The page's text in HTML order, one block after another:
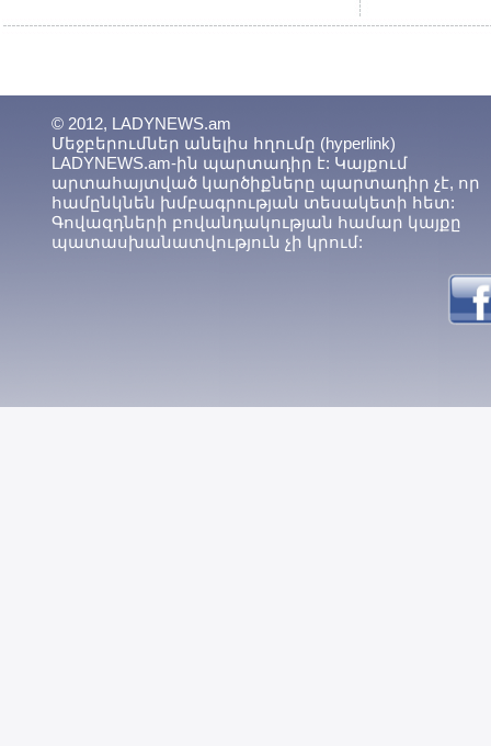
© 2012, LADYNEWS.am
Մեջբերումներ անելիս հղումը (hyperlink)
LADYNEWS.am-ին պարտադիր է: Կայքում
արտահայտված կարծիքները պարտադիր չէ, որ
համընկնեն խմբագրության տեսակետի հետ:
Գովազդների բովանդակության համար կայքը
պատասխանատվություն չի կրում: